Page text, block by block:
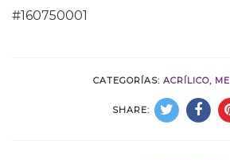
#160750001
CATEGORÍAS: ACRÍLICO,
SHARE: